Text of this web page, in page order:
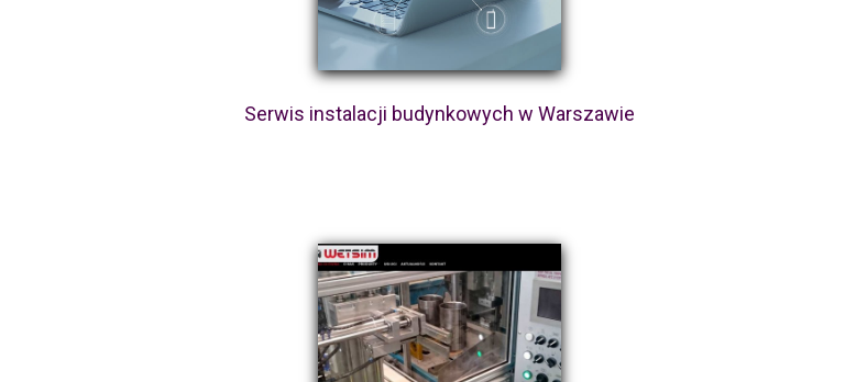
Serwis instalacji budynkowych w Warszawie